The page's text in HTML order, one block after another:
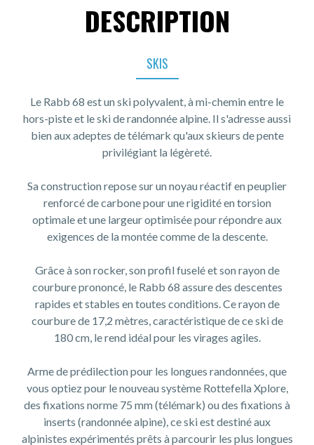
DESCRIPTION
SKIS
Le Rabb 68 est un ski polyvalent, à mi-chemin entre le
hors-piste et le ski de randonnée alpine. Il s'adresse aussi
bien aux adeptes de télémark qu'aux skieurs de pente
privilégiant la légèreté.
Sa construction repose sur un noyau réactif en peuplier
renforcé de carbone pour une rigidité en torsion
optimale et une largeur optimisée pour répondre aux
exigences de la montée comme de la descente.
Grâce à son rocker, son profil fuselé et son rayon de
courbure prononcé, le Rabb 68 assure des descentes
rapides et stables en toutes conditions. Ce rayon de
courbure de 17,2 mètres, caractéristique de ce ski de
180 cm, le rend idéal pour les virages agiles.
Arme de prédilection pour les longues randonnées, que
vous optiez pour le nouveau système Rottefella Xplore,
des fixations norme 75 mm (télémark) ou des fixations à
inserts (randonnée alpine), ce ski est destiné aux
alpinistes expérimentés prêts à parcourir les plus longues